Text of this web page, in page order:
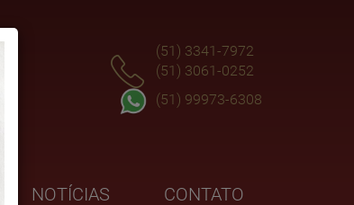
(51) 3341-7972
(51) 3061-0252
(51) 99973-6308
NOTÍCIAS CONTATO